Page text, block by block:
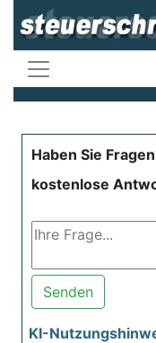
Haben Sie
kostenlose
Senden
KI-